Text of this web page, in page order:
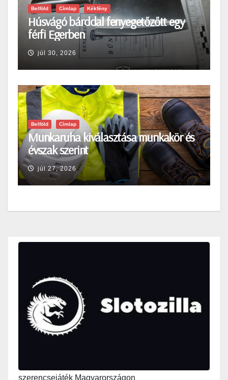
Belföld Címlap Kékfény
Húsvágó bárddal fenyegetőzőtt egy
férfi Egerben
júl 30, 2026
Belföld Címlap
Munkaruha kiválasztása munkakör és
évszak szerint
júl 27, 2026
szerencsejáték Magyarországon